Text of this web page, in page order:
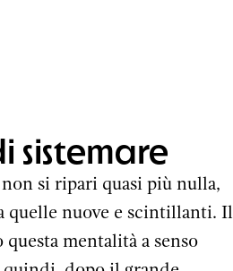
sistemare
si ripari quasi più nulla,
quelle nuove e scintillanti. Il
mentalità a senso